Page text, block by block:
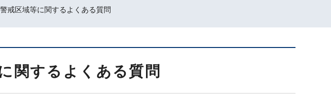
戒区域等に関するよくある質問
関するよくある質問